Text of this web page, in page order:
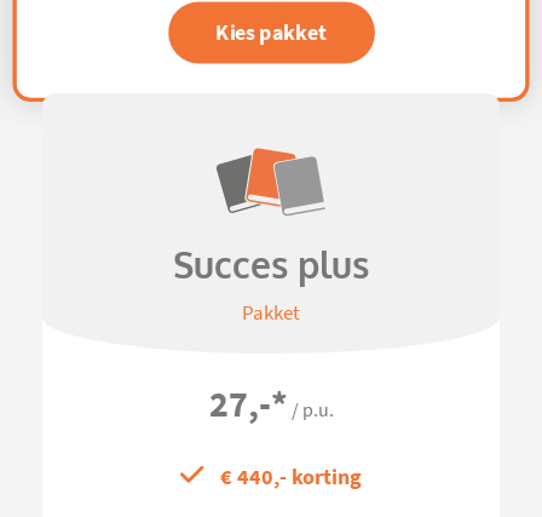
Kies pakket
Succes plus
Pakket
27,-* / p.u.
€ 440,- korting